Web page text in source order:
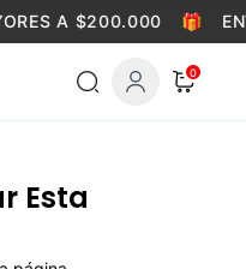
A $200.000 🎁
0
Esta